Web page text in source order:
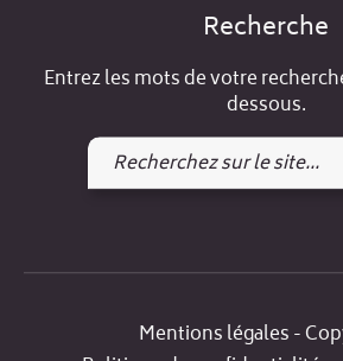
Recherche
Entrez les mots de votre
dessous.
Recherchez
sur
Mentions légales -